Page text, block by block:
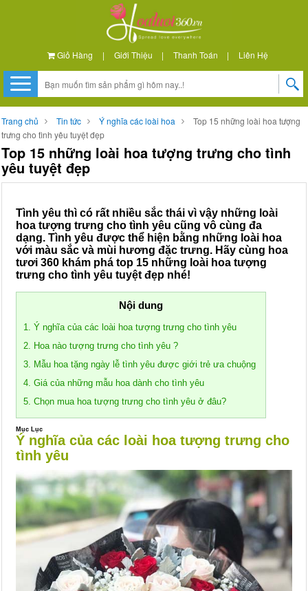
Giỏ Hàng | Giới Thiệu | Thanh Toán | Liên Hệ
Trang chủ Tin tức Ý nghĩa các loài hoa
Top 15 những loài hoa tượng
trưng cho tình yêu tuyệt đẹp
Top 15 những loài hoa tượng trưng cho tình
yêu tuyệt đẹp
Tình yêu thì có rất nhiều sắc thái vì vậy những loài
hoa tượng trưng cho tình yêu cũng vô cùng đa
dạng. Tình yêu được thể hiện bằng những loài hoa
với màu sắc và mùi hương đặc trưng. Hãy cùng hoa
tươi 360 khám phá top 15 những loài hoa tượng
trưng cho tình yêu tuyệt đẹp nhé!
Nội dung
1. Ý nghĩa của các loài hoa tượng trưng cho tình yêu
2. Hoa nào tượng trưng cho tình yêu ?
3. Mẫu hoa tặng ngày lễ tình yêu được giới trẻ ưa chuộng
4. Giá của những mẫu hoa dành cho tình yêu
5. Chọn mua hoa tượng trưng cho tình yêu ở đâu?
Mục Lục
Ý nghĩa của các loài hoa tượng trưng cho
tình yêu